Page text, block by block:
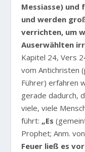
Messiasse)
und werden
verrichten, um
Auserwählten
Kapitel 24, Vers
vom Antichristen
Führer) erfahren
gerade dadurch,
viele, viele
führt: „Es
Prophet; Anm.
Feuer ließ es